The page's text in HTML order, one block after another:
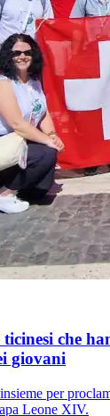
che
giovani
per
Leone XIV.